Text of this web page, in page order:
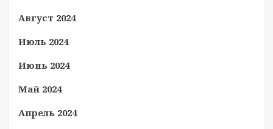
Август 2024
Июль 2024
Июнь 2024
Май 2024
Апрель 2024